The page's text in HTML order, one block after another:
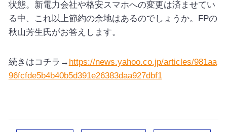
状態。新電力会社や格安スマホへの変更は済ませてい
る中、これ以上節約の余地はあるのでしょうか。FPの
秋山芳生氏がお答えします。
続きはコチラ→ https://news.yahoo.co.jp/articles/981aa
96fcfde5b4b40b5d391e26383daa927dbf1